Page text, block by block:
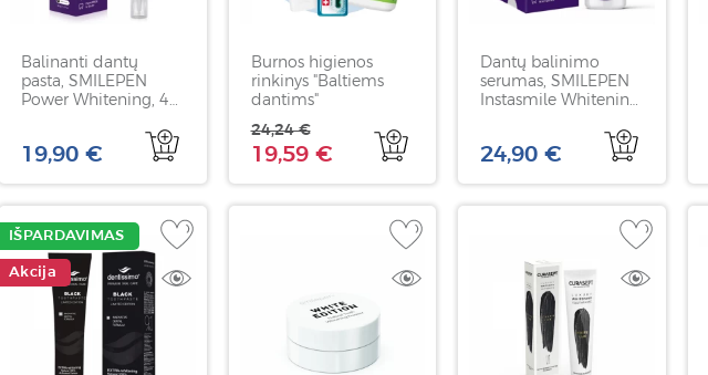
Balinanti dantų
pasta, SMILEPEN
Power Whitening, 40
19,90 €
Burnos higienos
rinkinys "Baltiems
dantims"
19,59 €
24,24 €
Dantų balinimo
serumas, SMILEPEN
Instasmile Whitening
24,90 €
IŠPARDAVIMAS
Akcija